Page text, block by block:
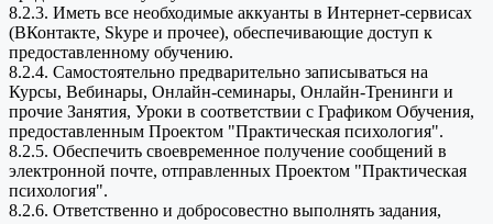
8.2.3. Иметь все необходимые аккуанты в Интернет-сервисах
(ВКонтакте, Skype и прочее), обеспечивающие доступ к
предоставленному обучению.
8.2.4. Самостоятельно предварительно записываться на
Курсы, Вебинары, Онлайн-семинары, Онлайн-Тренинги и
прочие Занятия, Уроки в соответствии с Графиком Обучения,
предоставленным Проектом "Практическая психология".
8.2.5. Обеспечить своевременное получение сообщений в
электронной почте, отправленных Проектом "Практическая
психология".
8.2.6. Ответственно и добросовестно выполнять задания,